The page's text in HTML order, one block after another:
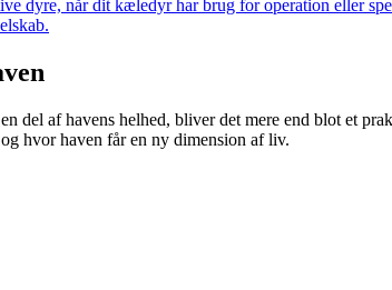
dyre, når dit kæledyr har brug for operation eller
del af havens helhed, bliver det mere end blot et
hvor haven får en ny dimension af liv.